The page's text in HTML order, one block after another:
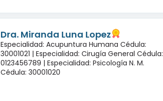
Dra. Miranda Luna Lopez
Especialidad: Acupuntura Humana Cédula:
30001021 | Especialidad: Cirugía General Cédula:
0123456789 | Especialidad: Psicología N. M.
Cédula: 30001020